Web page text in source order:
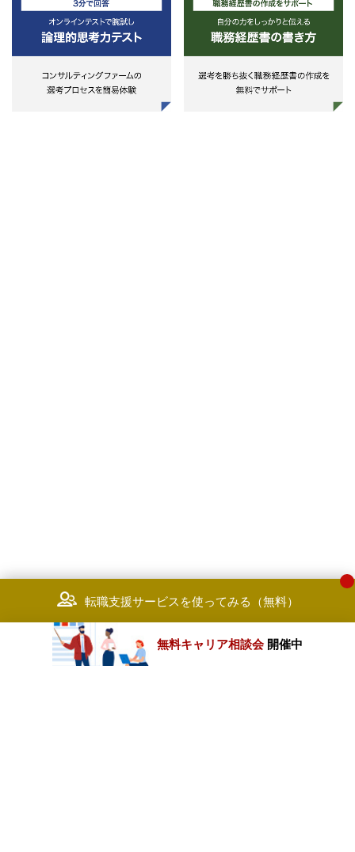
転職支援サービスを使ってみる（無料）
無料キャリア相談会 開催中